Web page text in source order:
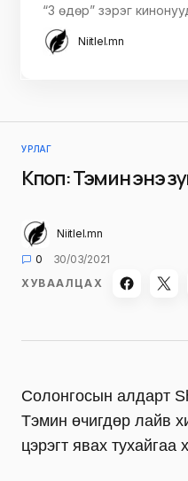
“3 өдөр” зэрэг
Niitlel.mn
УРЛАГ
Кпоп: Тэмин энэ
Niitlel.mn
0
30/03/2021
ХУВААЛЦАХ
Солонгосын алдарт
Тэмин өчигдөр лайв
цэрэгт явах тухайгаа